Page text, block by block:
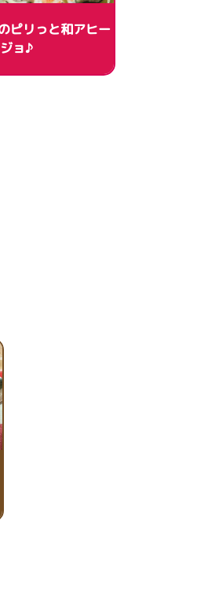
ピリっと和アヒー
ジョ♪